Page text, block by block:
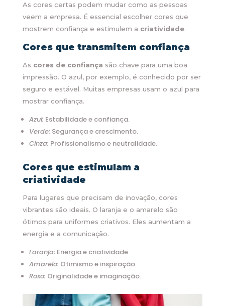
As cores certas podem mudar como as pessoas
veem a empresa. É essencial escolher cores que
mostrem confiança e estimulem a criatividade.
Cores que transmitem confiança
As cores de confiança são chave para uma boa
impressão. O azul, por exemplo, é conhecido por ser
seguro e estável. Muitas empresas usam o azul para
mostrar confiança.
Azul: Estabilidade e confiança.
Verde: Segurança e crescimento.
Cinza: Profissionalismo e neutralidade.
Cores que estimulam a
criatividade
Para lugares que precisam de inovação, cores
vibrantes são ideais. O laranja e o amarelo são
ótimos para uniformes criativos. Eles aumentam a
energia e a comunicação.
Laranja: Energia e criatividade.
Amarelo: Otimismo e inspiração.
Roxo: Originalidade e imaginação.